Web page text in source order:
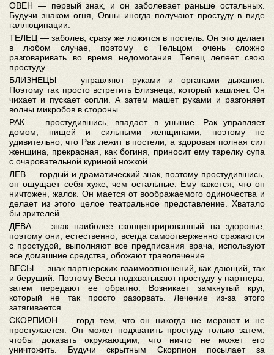
ОВЕН — первый знак, и он заболевает раньше остальных.
Будучи знаком огня, Овны иногда получают простуду в виде
галлюцинации.
ТЕЛЕЦ — заболев, сразу же ложится в постель. Он это делает
в любом случае, поэтому с Тельцом очень сложно
разговаривать во время недомогания. Телец лелеет свою
простуду.
БЛИЗНЕЦЫ — управляют руками и органами дыхания.
Поэтому так просто встретить Близнеца, который кашляет. Он
чихает и пускает сопли. А затем машет руками и разгоняет
волны микробов в стороны.
РАК — простудившись, впадает в уныние. Рак управляет
домом, пищей и сильными женщинами, поэтому не
удивительно, что Рак лежит в постели, а здоровая полная сил
женщина, прекрасная, как богиня, приносит ему тарелку супа
с очаровательной куриной ножкой.
ЛЕВ — гордый и драматический знак, поэтому простудившись,
он ощущает себя хуже, чем остальные. Ему кажется, что он
ничтожен, жалок. Он мается от воображаемого одиночества и
делает из этого целое театральное представление. Хватало
бы зрителей.
ДЕВА — знак наиболее сконцентрированный на здоровье,
поэтому они, естественно, всегда самоотверженно сражаются
с простудой, выполняют все предписания врача, используют
все домашние средства, обожают траволечение.
ВЕСЫ — знак партнерских взаимоотношений, как дающий, так
и берущий. Поэтому Весы подхватывают простуду у партнера,
затем передают ее обратно. Возникает замкнутый круг,
который не так просто разорвать. Лечение из-за этого
затягивается.
СКОРПИОН — горд тем, что он никогда не мерзнет и не
простужается. Он может подхватить простуду только затем,
чтобы доказать окружающим, что ничто не может его
уничтожить. Будучи скрытным Скорпион посылает за